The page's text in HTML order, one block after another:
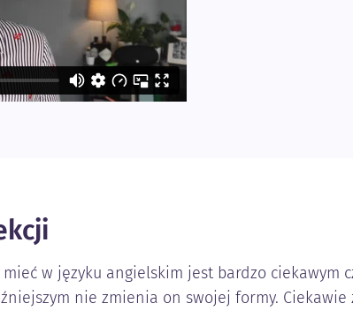
mieć w języku angielskim jest bardzo ciekawym
nie zmienia on swojej formy.